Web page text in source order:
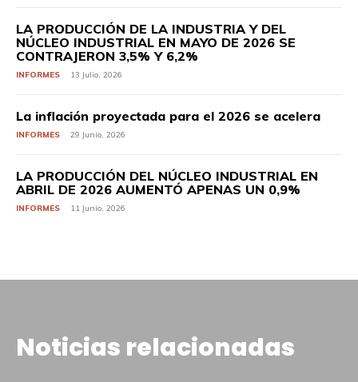
LA PRODUCCIÓN DE LA INDUSTRIA Y DEL
NÚCLEO INDUSTRIAL EN MAYO DE 2026 SE
CONTRAJERON 3,5% Y 6,2%
INFORMES 13 Julio, 2026
La inflación proyectada para el 2026 se acelera
INFORMES 29 Junio, 2026
LA PRODUCCIÓN DEL NÚCLEO INDUSTRIAL EN
ABRIL DE 2026 AUMENTÓ APENAS UN 0,9%
INFORMES 11 Junio, 2026
Noticias relacionadas